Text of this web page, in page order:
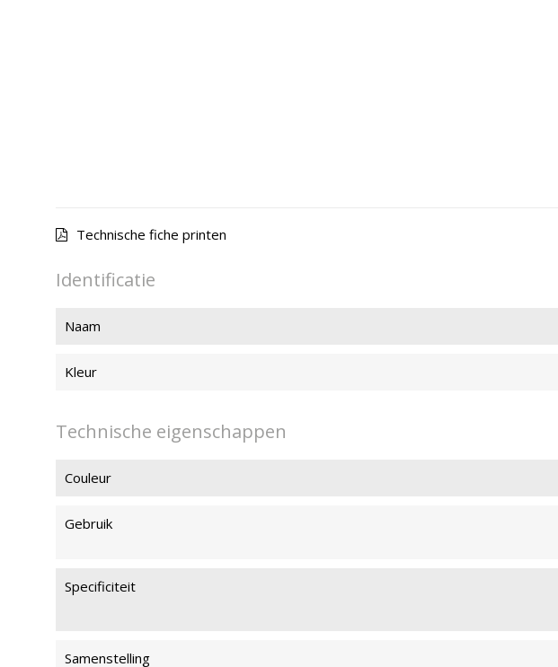
Technische fiche printen
Identificatie
Naam
Kleur
Technische eigenschappen
Couleur
Gebruik
Specificiteit
Samenstelling